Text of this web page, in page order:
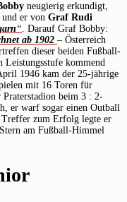
neugierig erkundigt,
und er von Graf Rudi
“. Darauf Graf Bobby:
ab 1902 – Österreich
dieser beiden Fußball-
Leistungsstufe kommend
1946 kam der 25-jährige
mit 16 Toren für
beim 3 : 2-
er warf sogar einen Outball
Treffer zum Erfolg legte er
am Fußball-Himmel